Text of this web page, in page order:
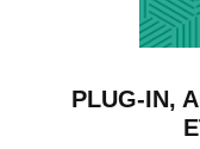
PLUG-IN,